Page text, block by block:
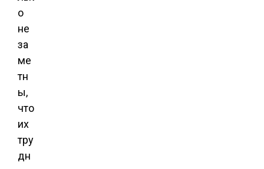
о
не
за
ме
тн
ы,
что
их
тру
дн